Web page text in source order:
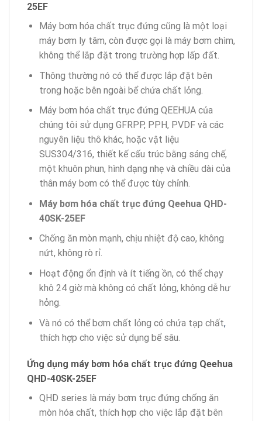
25EF
Máy bơm hóa chất trục đứng cũng là một loại
máy bơm ly tâm, còn được gọi là máy bơm chìm,
không thể lắp đặt trong trường hợp lấp đất.
Thông thường nó có thể được lắp đặt bên
trong hoặc bên ngoài bể chứa chất lỏng.
Máy bơm hóa chất trục đứng QEEHUA của
chúng tôi sử dụng GFRPP, PPH, PVDF và các
nguyên liệu thô khác, hoặc vật liệu
SUS304/316, thiết kế cấu trúc bằng sáng chế,
một khuôn phun, hình dạng nhẹ và chiều dài của
thân máy bơm có thể được tùy chỉnh.
Máy bơm hóa chất trục đứng Qeehua QHD-
40SK-25EF
Chống ăn mòn mạnh, chịu nhiệt độ cao, không
nứt, không rò rỉ.
Hoạt động ổn định và ít tiếng ồn, có thể chạy
khô 24 giờ mà không có chất lỏng, không dễ hư
hỏng.
Và nó có thể bơm chất lỏng có chứa tạp chất,
thích hợp cho việc sử dụng bể sâu.
Ứng dụng máy bơm hóa chất trục đứng Qeehua
QHD-40SK-25EF
QHD series là máy bơm trục đứng chống ăn
mòn hóa chất, thích hợp cho việc lắp đặt bên